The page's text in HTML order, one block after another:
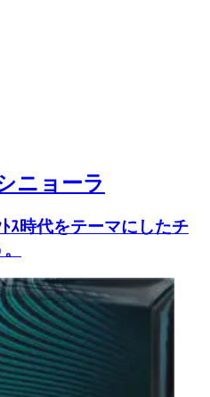
ニョーラ
ｽ時代をテーマにしたチ